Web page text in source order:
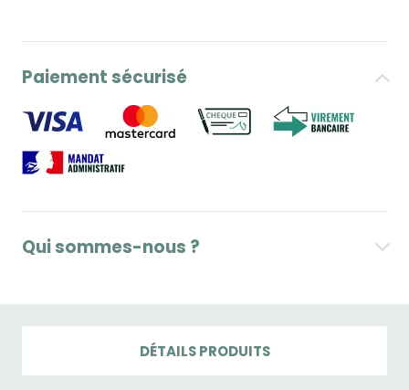
Paiement sécurisé
Qui sommes-nous ?
DÉTAILS PRODUITS